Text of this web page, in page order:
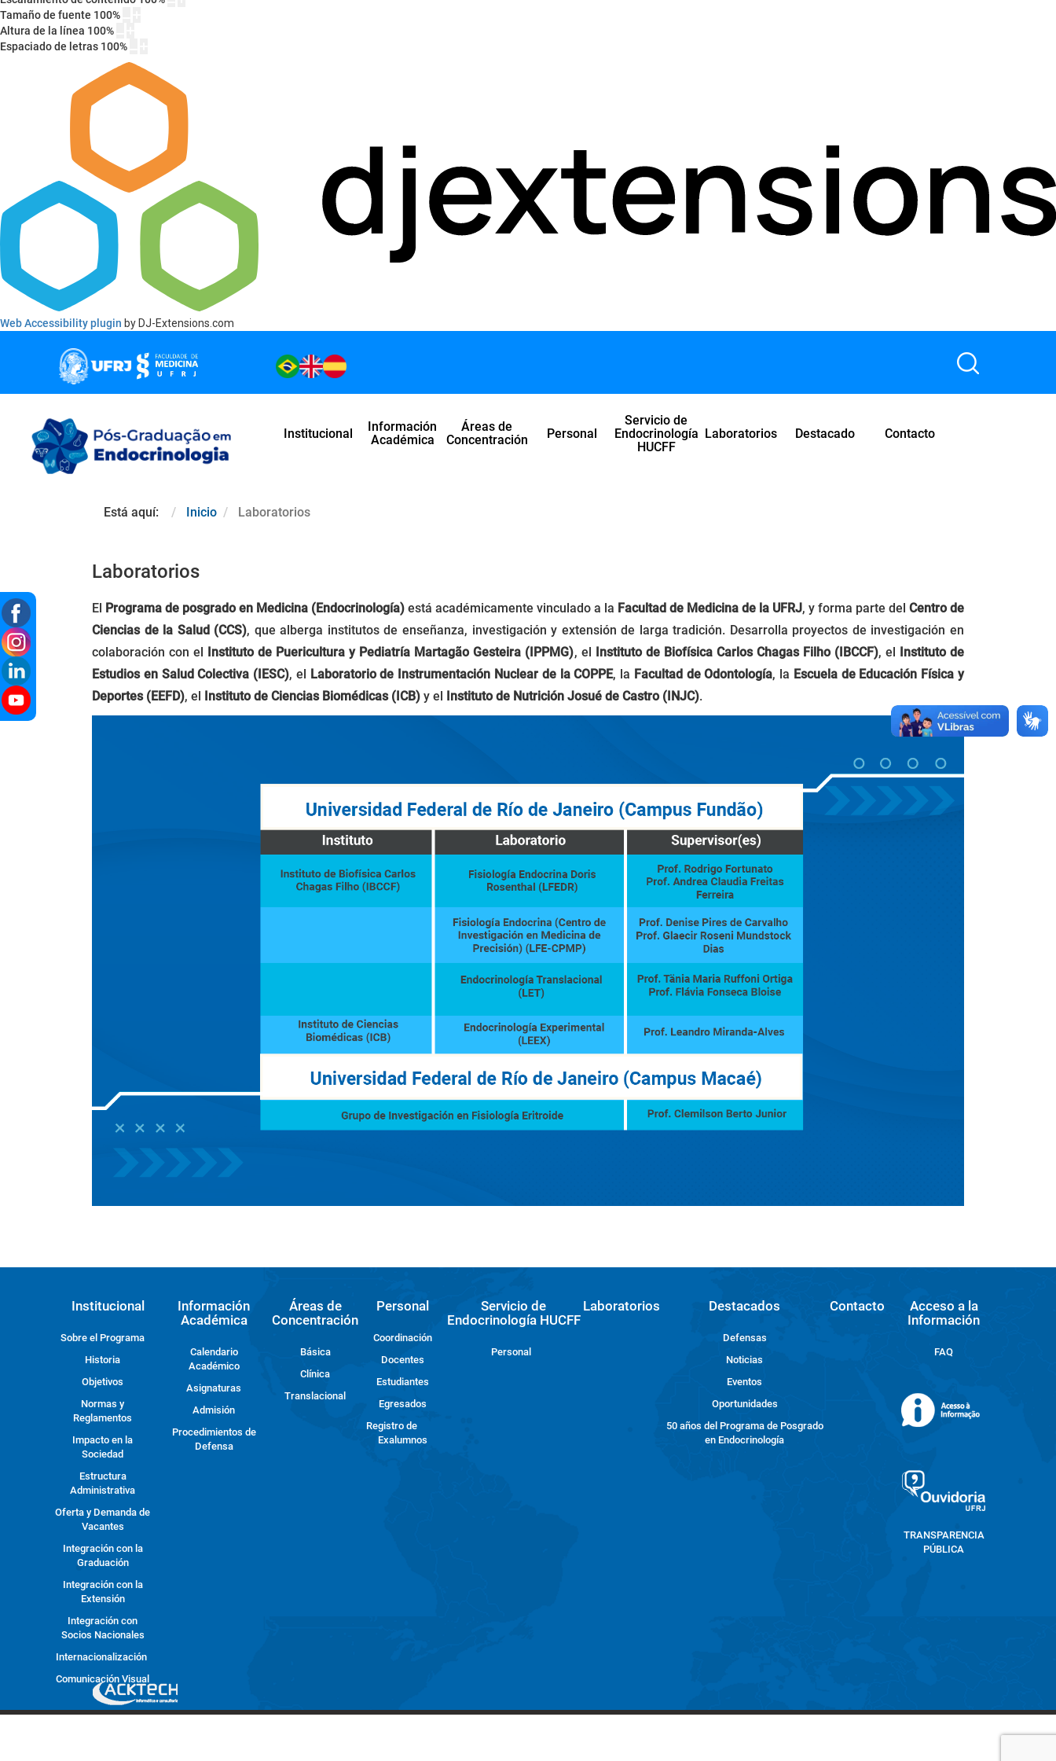
Tamaño de fuente 100%
Altura de la línea 100%
Espaciado de letras 100%
Web Accessibility plugin by DJ-Extensions.com
Institucional
Información
Académica
Áreas de
Concentración
Personal
Servicio de
Endocrinología
HUCFF
Laboratorios Destacado Contacto
Está aquí: Inicio Laboratorios
Laboratorios
El Programa de posgrado en Medicina (Endocrinología) está académicamente vinculado a la Facultad de Medicina de la UFRJ, y forma parte del Centro de
Ciencias de la Salud (CCS), que alberga institutos de enseñanza, investigación y extensión de larga tradición. Desarrolla proyectos de investigación en
colaboración con el Instituto de Puericultura y Pediatría Martagão Gesteira (IPPMG), el Instituto de Biofísica Carlos Chagas Filho (IBCCF), el Instituto de
Estudios en Salud Colectiva (IESC), el Laboratorio de Instrumentación Nuclear de la COPPE, la Facultad de Odontología, la Escuela de Educación Física y
Deportes (EEFD), el Instituto de Ciencias Biomédicas (ICB) y el Instituto de Nutrición Josué de Castro (INJC).
Institucional
Sobre el Programa
Historia
Objetivos
Normas y
Reglamentos
Impacto en la
Sociedad
Estructura
Administrativa
Oferta y Demanda de
Vacantes
Integración con la
Graduación
Integración con la
Extensión
Integración con
Socios Nacionales
Internacionalización
Comunicación Visual
Información
Académica
Calendario
Académico
Asignaturas
Admisión
Procedimientos de
Defensa
Áreas de
Concentración
Básica
Clínica
Translacional
Personal
Coordinación
Docentes
Estudiantes
Egresados
Registro de
Exalumnos
Servicio de
Endocrinología HUCFF
Personal
Laboratorios Destacados
Defensas
Noticias
Eventos
Oportunidades
50 años del Programa de Posgrado
en Endocrinología
Contacto
Acceso a la
Información
FAQ
TRANSPARENCIA
PÚBLICA